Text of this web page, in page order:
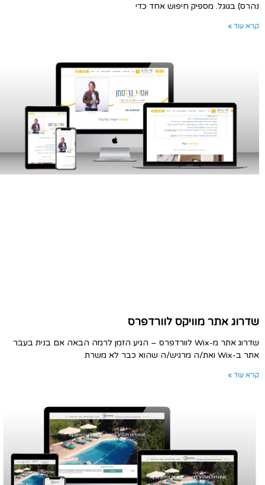
נהרס) בגוגל. מספיק חיפוש אחד כדי
קרא עוד »
שדרוג אתר מוויקס לוורדפרס
שדרוג אתר מ-Wix לוורדפרס – הגיע הזמן לרמה הבאה אם בנית בעבר
אתר ב-Wix ואת/ה מרגיש/ה שהוא כבר לא משרת
קרא עוד »